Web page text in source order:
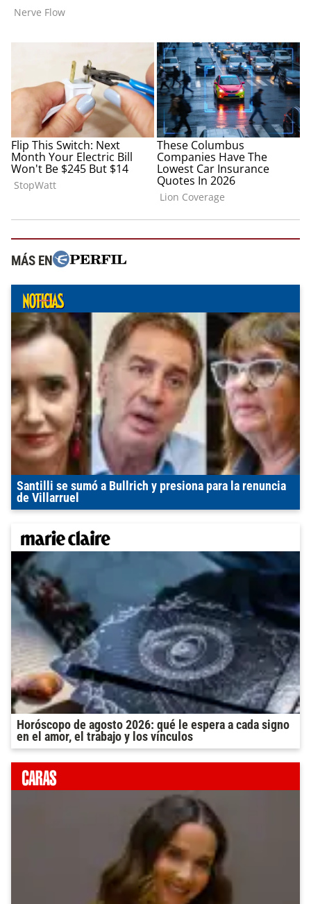
MÁS EN
Santilli se sumó a Bullrich y presiona para la renuncia
de Villarruel
Horóscopo de agosto 2026: qué le espera a cada signo
en el amor, el trabajo y los vínculos